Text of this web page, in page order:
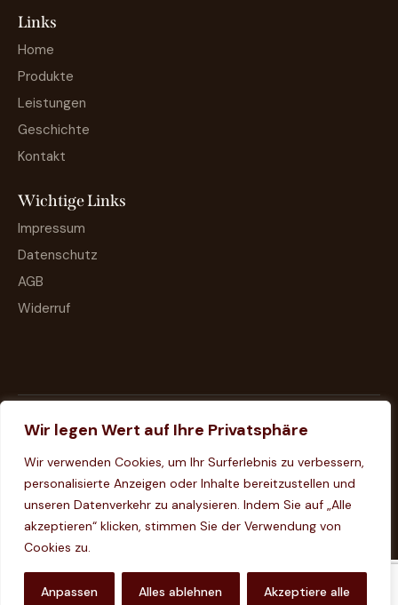
Wir legen Wert auf Ihre Privatsphäre
Wir verwenden Cookies, um Ihr Surferlebnis zu verbessern,
personalisierte Anzeigen oder Inhalte bereitzustellen und
unseren Datenverkehr zu analysieren. Indem Sie auf „Alle
akzeptieren“ klicken, stimmen Sie der Verwendung von
Cookies zu.
Anpassen Alles ablehnen Akzeptiere alle
Links
Home
Produkte
Leistungen
Geschichte
Kontakt
Wichtige Links
Impressum
Datenschutz
AGB
Widerruf
Konditorei Haderer © 2026. Alle Rechte vorbehalten